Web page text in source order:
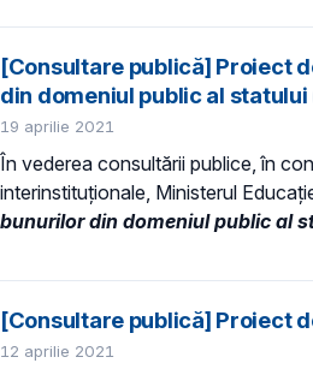
[Consultare publică] Proiect
din domeniul public al statului
19 aprilie 2021
În vederea consultării publice, în
interinstituționale, Ministerul
bunurilor din domeniul public al
[Consultare publică] Proiect
12 aprilie 2021